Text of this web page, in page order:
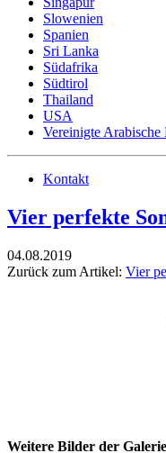
Slowenien
Spanien
Sri Lanka
Südafrika
Südtirol
Thailand
USA
Vereinigte Arabische
Kontakt
Vier perfekte
04.08.2019
Zurück zum Artikel: Vier
Weitere Bilder der Galerie